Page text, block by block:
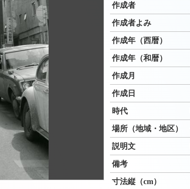
作成者
作成者よみ
作成年（西暦）
作成年（和暦）
作成月
作成日
時代
場所（地域・地区）
説明文
備考
寸法縦（cm）